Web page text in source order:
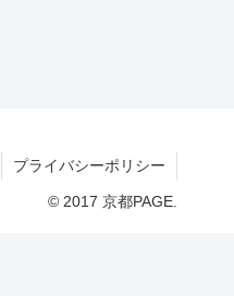
プライバシーポリシー
© 2017 京都PAGE.